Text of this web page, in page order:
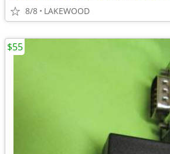
8/8 LAKEWOOD
$55